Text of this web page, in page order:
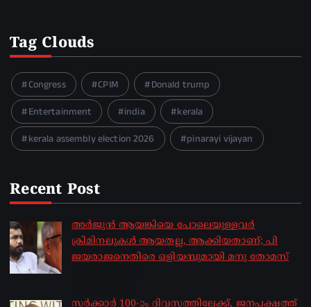
Tag Clouds
Congress CPIM
Donald trump
Entertainment
india
kerala
kerala assembly election 2026
pinarayi vijayan
Recent Post
അർജുൻ ആയങ്കിയെ പോലെയുള്ളവർ
ക്രിമിനലുകൾ ആയതല്ല, ആക്കിയതാണ്; പി
ജയരാജനെതിരെ ഒളിയമ്പുമായി മനു തോമസ്
സർക്കാർ 100-ാം ദിവസത്തിലേക്ക്, ജനപക്ഷത്ത്